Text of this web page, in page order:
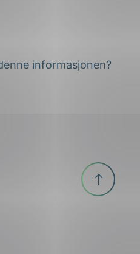
informasjonen?
Til
toppen